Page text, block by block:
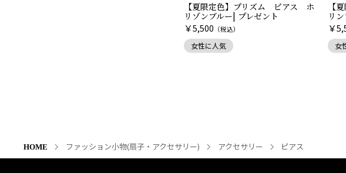
【夏限定色】プリズム ピアス ホ
リゾンブルー| プレゼント
￥5,500 （税込）
女性に人気
【
リ
￥
女
HOME ファッション小物(扇子・アクセサリー) アクセサリー ピアス